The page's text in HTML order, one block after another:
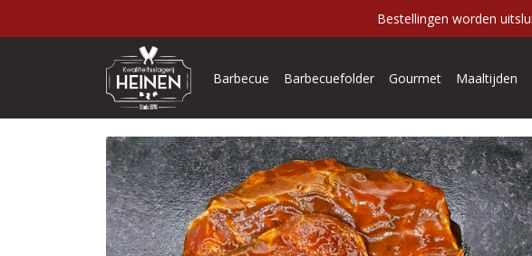
Bestellingen worden
Barbecue Barbecuefolder Gourmet Maaltijden